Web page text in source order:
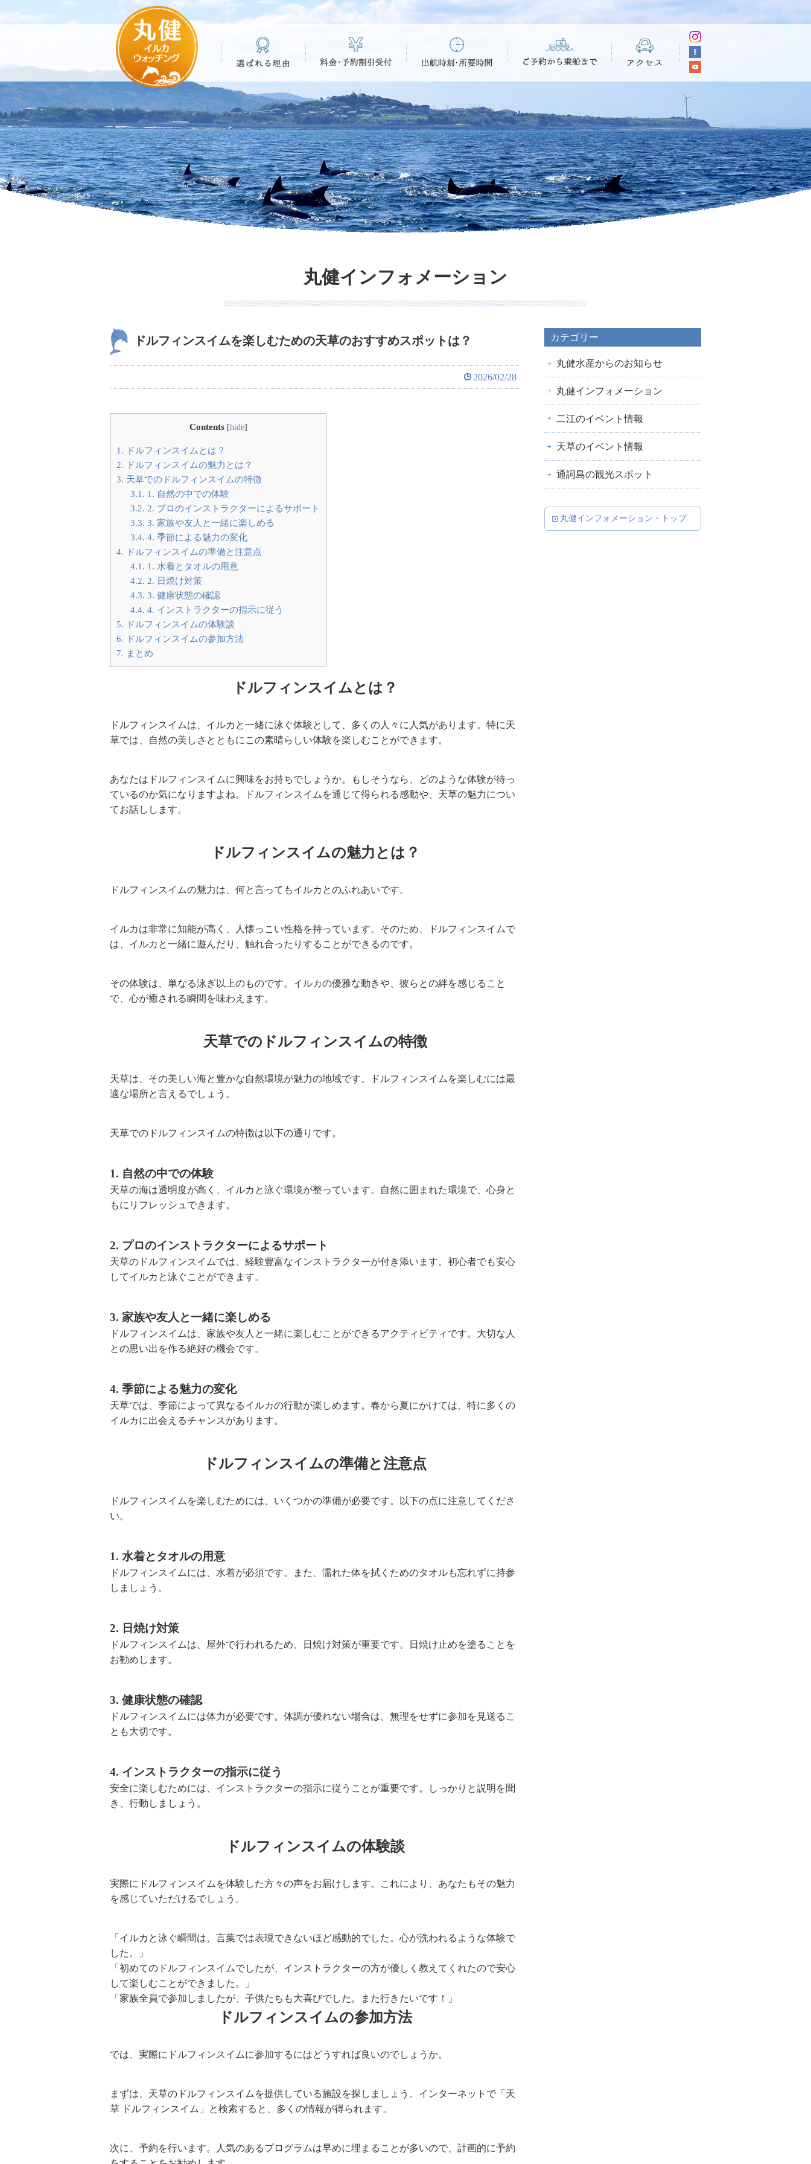
丸健インフォメーション
ドルフィンスイムを楽しむための天草のおすすめスポットは？
2026/02/28
Contents [hide]
1. ドルフィンスイムとは？
2. ドルフィンスイムの魅力とは？
3. 天草でのドルフィンスイムの特徴
3.1. 1. 自然の中での体験
3.2. 2. プロのインストラクターによるサポート
3.3. 3. 家族や友人と一緒に楽しめる
3.4. 4. 季節による魅力の変化
4. ドルフィンスイムの準備と注意点
4.1. 1. 水着とタオルの用意
4.2. 2. 日焼け対策
4.3. 3. 健康状態の確認
4.4. 4. インストラクターの指示に従う
5. ドルフィンスイムの体験談
6. ドルフィンスイムの参加方法
7. まとめ
ドルフィンスイムとは？
ドルフィンスイムは、イルカと一緒に泳ぐ体験として、多くの人々に人気があります。特に天
草では、自然の美しさとともにこの素晴らしい体験を楽しむことができます。
あなたはドルフィンスイムに興味をお持ちでしょうか。もしそうなら、どのような体験が待っ
ているのか気になりますよね。ドルフィンスイムを通じて得られる感動や、天草の魅力につい
てお話しします。
ドルフィンスイムの魅力とは？
ドルフィンスイムの魅力は、何と言ってもイルカとのふれあいです。
イルカは非常に知能が高く、人懐っこい性格を持っています。そのため、ドルフィンスイムで
は、イルカと一緒に遊んだり、触れ合ったりすることができるのです。
その体験は、単なる泳ぎ以上のものです。イルカの優雅な動きや、彼らとの絆を感じること
で、心が癒される瞬間を味わえます。
天草でのドルフィンスイムの特徴
天草は、その美しい海と豊かな自然環境が魅力の地域です。ドルフィンスイムを楽しむには最
適な場所と言えるでしょう。
天草でのドルフィンスイムの特徴は以下の通りです。
1. 自然の中での体験
天草の海は透明度が高く、イルカと泳ぐ環境が整っています。自然に囲まれた環境で、心身と
もにリフレッシュできます。
2. プロのインストラクターによるサポート
天草のドルフィンスイムでは、経験豊富なインストラクターが付き添います。初心者でも安心
してイルカと泳ぐことができます。
3. 家族や友人と一緒に楽しめる
ドルフィンスイムは、家族や友人と一緒に楽しむことができるアクティビティです。大切な人
との思い出を作る絶好の機会です。
4. 季節による魅力の変化
天草では、季節によって異なるイルカの行動が楽しめます。春から夏にかけては、特に多くの
イルカに出会えるチャンスがあります。
ドルフィンスイムの準備と注意点
ドルフィンスイムを楽しむためには、いくつかの準備が必要です。以下の点に注意してくださ
い。
1. 水着とタオルの用意
ドルフィンスイムには、水着が必須です。また、濡れた体を拭くためのタオルも忘れずに持参
しましょう。
2. 日焼け対策
ドルフィンスイムは、屋外で行われるため、日焼け対策が重要です。日焼け止めを塗ることを
お勧めします。
3. 健康状態の確認
ドルフィンスイムには体力が必要です。体調が優れない場合は、無理をせずに参加を見送るこ
とも大切です。
4. インストラクターの指示に従う
安全に楽しむためには、インストラクターの指示に従うことが重要です。しっかりと説明を聞
き、行動しましょう。
ドルフィンスイムの体験談
実際にドルフィンスイムを体験した方々の声をお届けします。これにより、あなたもその魅力
を感じていただけるでしょう。
「イルカと泳ぐ瞬間は、言葉では表現できないほど感動的でした。心が洗われるような体験で
した。」
「初めてのドルフィンスイムでしたが、インストラクターの方が優しく教えてくれたので安心
して楽しむことができました。」
「家族全員で参加しましたが、子供たちも大喜びでした。また行きたいです！」
ドルフィンスイムの参加方法
では、実際にドルフィンスイムに参加するにはどうすれば良いのでしょうか。
まずは、天草のドルフィンスイムを提供している施設を探しましょう。インターネットで「天
草 ドルフィンスイム」と検索すると、多くの情報が得られます。
次に、予約を行います。人気のあるプログラムは早めに埋まることが多いので、計画的に予約
カテゴリー
丸健水産からのお知らせ
丸健インフォメーション
二江のイベント情報
天草のイベント情報
通詞島の観光スポット
丸健インフォメーション・トップ